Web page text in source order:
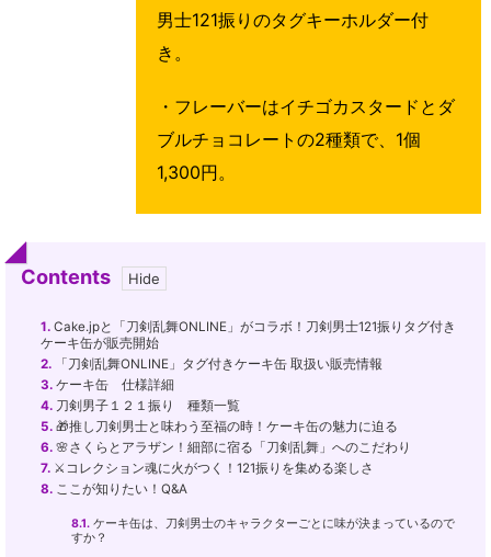
男士121振りのタグキーホルダー付
き。
・フレーバーはイチゴカスタードとダ
ブルチョコレートの2種類で、1個
1,300円。
Contents
1. Cake.jpと「刀剣乱舞ONLINE」がコラボ！刀剣男士121振りタグ付き
ケーキ缶が販売開始
2. 「刀剣乱舞ONLINE」タグ付きケーキ缶 取扱い販売情報
3. ケーキ缶 仕様詳細
4. 刀剣男子１２１振り 種類一覧
5. 🎁推し刀剣男士と味わう至福の時！ケーキ缶の魅力に迫る
6. 🌸さくらとアラザン！細部に宿る「刀剣乱舞」へのこだわり
7. ⚔️コレクション魂に火がつく！121振りを集める楽しさ
8. ここが知りたい！Q&A
8.1. ケーキ缶は、刀剣男士のキャラクターごとに味が決まっているので
すか？